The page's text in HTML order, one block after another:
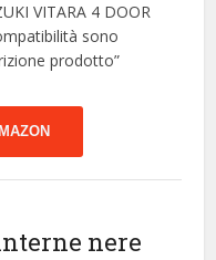
VITARA 4 DOOR
sono
prodotto”
nere